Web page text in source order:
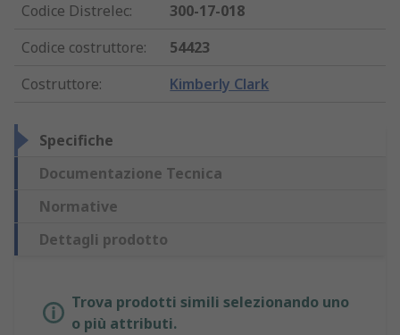
Codice Distrelec:
300-17-018
Codice costruttore:
54423
Costruttore: Kimberly Clark
Specifiche
Documentazione Tecnica
Normative
Dettagli prodotto
Trova prodotti simili selezionando uno
o più attributi.